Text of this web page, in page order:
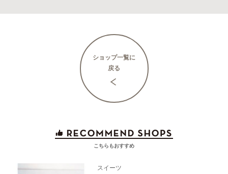
ショップ一覧に
戻る
こちらもおすすめ
スイーツ